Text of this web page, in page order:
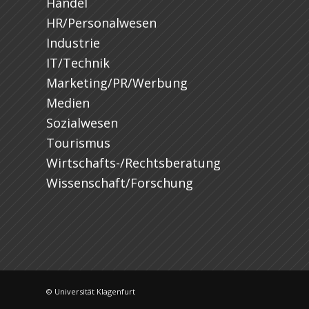
HR/Personalwesen
Industrie
IT/Technik
Marketing/PR/Werbung
Medien
Sozialwesen
Tourismus
Wirtschafts-/Rechtsberatung
Wissenschaft/Forschung
© Universität Klagenfurt